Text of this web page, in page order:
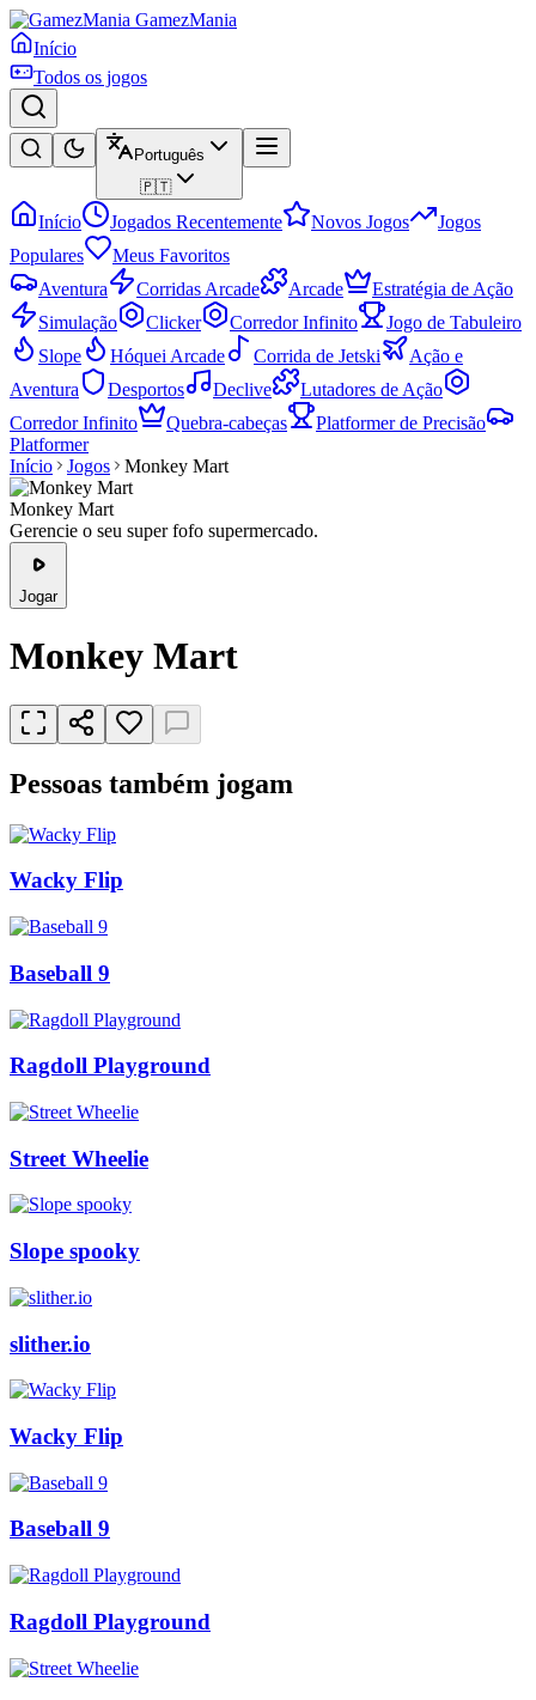
GamezMania
Início
Todos os jogos
Português
🇵🇹
Início Jogados Recentemente Novos Jogos
Jogos
Populares
Meus Favoritos
Aventura
Corridas Arcade Arcade
Estratégia de Ação
Simulação
Clicker Corredor Infinito
Jogo de Tabuleiro
Slope
Hóquei Arcade Corrida de Jetski
Ação e
Aventura
Desportos Declive
Lutadores de Ação
Corredor Infinito
Quebra-cabeças
Platformer de Precisão
Platformer
Início
Jogos Monkey Mart
Monkey Mart
Gerencie o seu super fofo supermercado.
Jogar
Monkey Mart
Pessoas também jogam
Wacky Flip
Baseball 9
Ragdoll Playground
Street Wheelie
Slope spooky
slither.io
Wacky Flip
Baseball 9
Ragdoll Playground